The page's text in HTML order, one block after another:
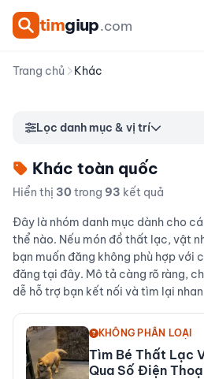
timgiup.com
Trang chủ Khác
Lọc danh mục & vị trí
Khác toàn quốc
Hiển thị 30trong 93 kết quả
Đây là nhóm danh mục dành cho
thể nào. Nếu món đồ thất lạc, vật
bạn muốn đăng không phù hợp với
đăng tại đây. Mô tả càng rõ ràng,
dễ hỗ trợ bạn kết nối và tìm lại
KHÔNG PHÂN LOẠI
Tìm Bé Thất Lạc
Qua Số Điện